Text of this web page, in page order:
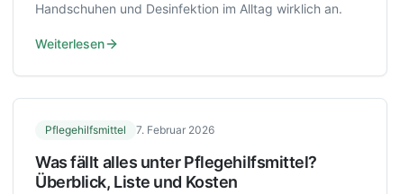
Handschuhen und Desinfektion im Alltag wirklich an.
Weiterlesen
Pflegehilfsmittel 7. Februar 2026
Was fällt alles unter Pflegehilfsmittel?
Überblick, Liste und Kosten